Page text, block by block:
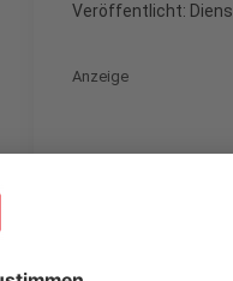
Veröffentlicht:
Anzeige
Der erste
Oktober 1979 in
einer von drei
als erstes Video